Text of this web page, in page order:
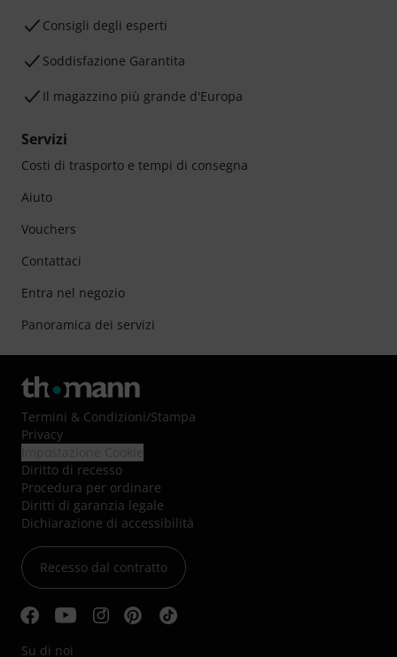
Consigli degli esperti
Soddisfazione Garantita
Il magazzino più grande d'Europa
Servizi
Costi di trasporto e tempi di consegna
Aiuto
Vouchers
Contattaci
Entra nel negozio
Panoramica dei servizi
Termini & Condizioni/Stampa
Privacy
Diritto di recesso
Procedura per ordinare
Diritti di garanzia legale
Dichiarazione di accessibilità
Recesso dal contratto
Su di noi